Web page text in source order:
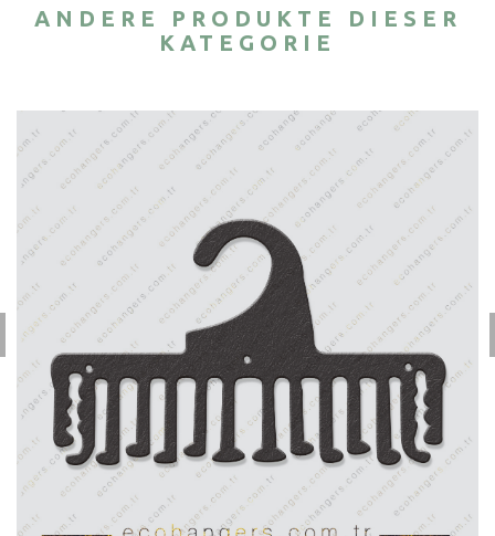
ANDERE PRODUKTE DIESER
KATEGORIE